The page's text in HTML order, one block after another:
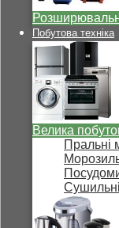
Побутова техніка
Велика
Пральні